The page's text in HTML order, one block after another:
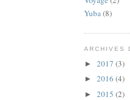
Yuba(8)
ARCHIVES
► 2017 (3)
► 2016 (4)
► 2015 (2)